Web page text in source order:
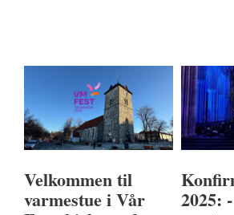
Velkommen til
varmestue i Vår 2025: